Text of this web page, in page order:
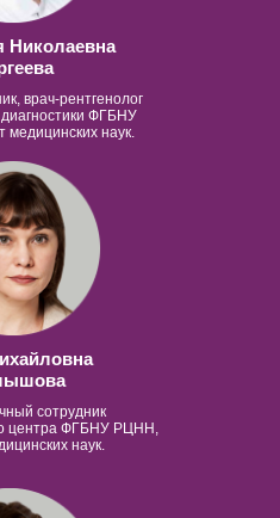
Николаевна
врач-рентгенолог
ФГБНУ
медицинских наук.
сотрудник
центра ФГБНУ РЦНН,
наук.